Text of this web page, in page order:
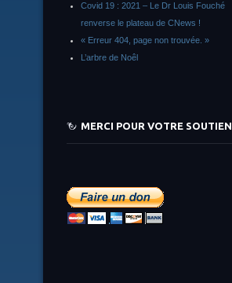
Covid 19 : 2021 – Le Dr Louis Fouché
renverse le plateau de CNews !
« Erreur 404, page non trouvée. »
L’arbre de Noêl
MERCI POUR VOTRE SOUTIEN